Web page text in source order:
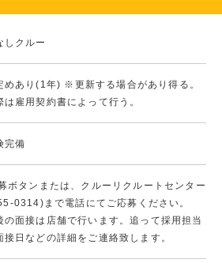
しクルー
めあり(1年) ※更新する場合があり得る。
は雇用契約書によって行う。
完備
ボタンまたは、クルーリクルートセンター
0314)まで電話にてご応募ください。
面接は店舗で行います。追って採用担当
接日などの詳細をご連絡致します。